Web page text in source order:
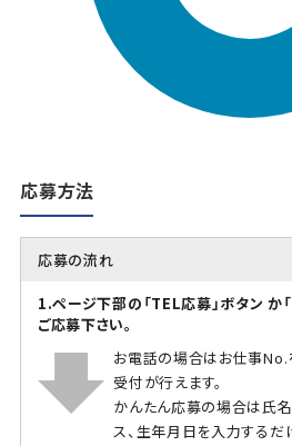
応募方法
応募の流れ
1.ページ下部の「TEL応募」ボタン か
ご応募下さい。
お電話の場合はお仕事No.
受付が行えます。
かんたん応募の場合は氏名
ス、生年月日を入力するだ